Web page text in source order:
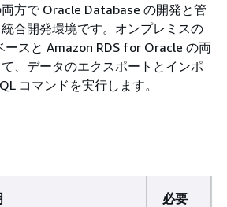
方で Oracle Database の開発と管
合開発環境です。オンプレミスの
ースと Amazon RDS for Oracle の両
、データのエクスポートとインポ
コマンドを実行します。
必要